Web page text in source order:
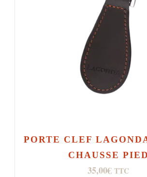
PORTE CLEF
CHAUSSE PIED
35,00€ TTC